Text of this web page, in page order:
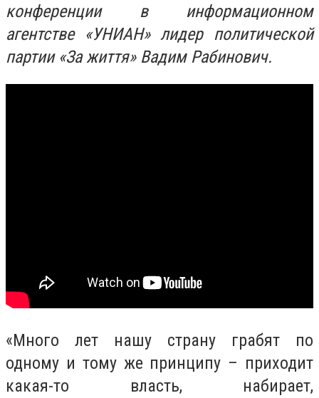
конференции в информационном
агентстве «УНИАН» лидер политической
партии «За життя» Вадим Рабинович.
«Много лет нашу страну грабят по
одному и тому же принципу – приходит
какая-то власть, набирает,